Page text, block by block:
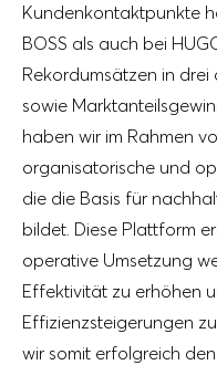
Kundenkontaktpunkte
BOSS als auch bei
Rekordumsätzen in
sowie
haben wir im Rahmen
organisatorische und
die die Basis für
bildet. Diese Plattform
operative Umsetzung
Effektivität zu erhöhen
Effizienzsteigerungen
wir somit erfolgreich